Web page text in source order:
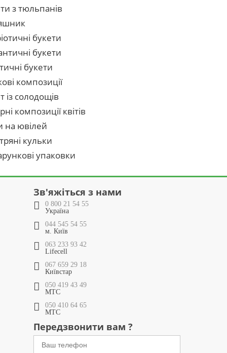
з тюльпанів
букети
букети
букети
композиції
із солодощів
композиції квітів
на ювілей
кульки
упаковки
Зв'яжіться з нами
0 800 21 54 55
Україна
044 545 54 55
м. Київ
063 233 93 42
Lifecell
067 659 29 18
Київстар
050 419 43 49
МТС
050 410 64 65
МТС
Передзвонити вам ?